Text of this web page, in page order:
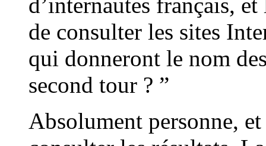
de consulter les sites
qui donneront le nom
second tour ? ”
Absolument personne,